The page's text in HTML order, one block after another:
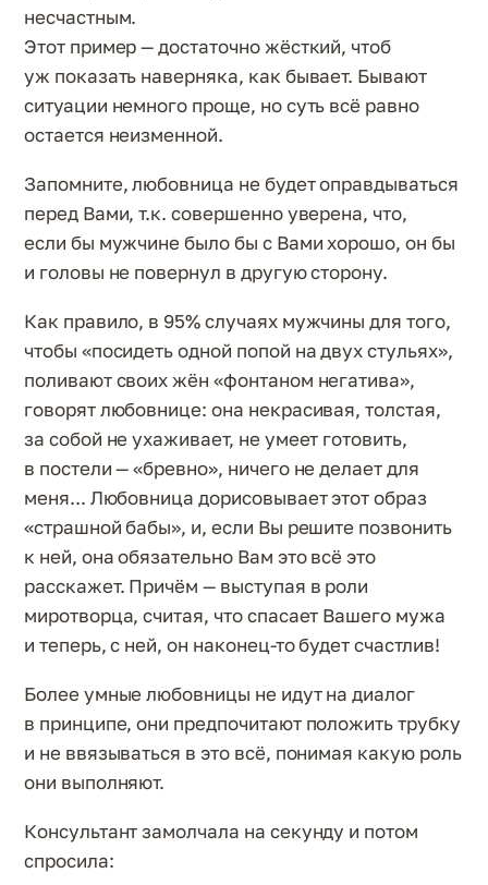
несчастным.
Этот пример — достаточно жёсткий, чтоб
уж показать наверняка, как бывает. Бывают
ситуации немного проще, но суть всё равно
остается неизменной.
Запомните, любовница не будет оправдываться
перед Вами, т.к. совершенно уверена, что,
если бы мужчине было бы с Вами хорошо, он бы
и головы не повернул в другую сторону.
Как правило, в 95% случаях мужчины для того,
чтобы «посидеть одной попой на двух стульях»,
поливают своих жён «фонтаном негатива»,
говорят любовнице: она некрасивая, толстая,
за собой не ухаживает, не умеет готовить,
в постели — «бревно», ничего не делает для
меня... Любовница дорисовывает этот образ
«страшной бабы», и, если Вы решите позвонить
к ней, она обязательно Вам это всё это
расскажет. Причём — выступая в роли
миротворца, считая, что спасает Вашего мужа
и теперь, с ней, он наконец-то будет счастлив!
Более умные любовницы не идут на диалог
в принципе, они предпочитают положить трубку
и не ввязываться в это всё, понимая какую роль
они выполняют.
Консультант замолчала на секунду и потом
спросила: